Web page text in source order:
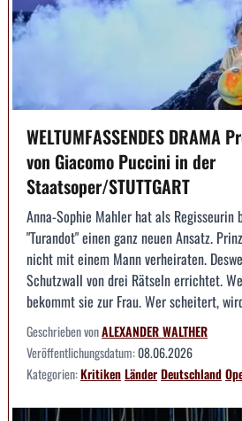
WELTUMFASSENDES DRAMA
von Giacomo Puccini in der
Staatsoper/STUTTGART
Anna-Sophie Mahler hat als Regisseurin
"Turandot" einen ganz neuen Ansatz.
nicht mit einem Mann verheiraten.
Schutzwall von drei Rätseln errichtet.
bekommt sie zur Frau. Wer scheitert,
Geschrieben vonALEXANDER WALTHER
Veröffentlichungsdatum:08.06.2026
Kategorien:KritikenLänderDeutschland